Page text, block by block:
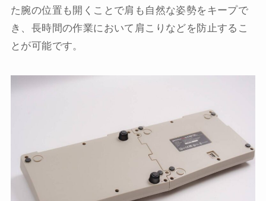
た腕の位置も開くことで肩も自然な姿勢をキープで
き、長時間の作業において肩こりなどを防止するこ
とが可能です。